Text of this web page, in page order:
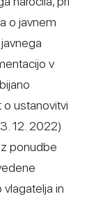
o javnem
v
o ustanovitvi
12. 2022)
ponudbe
in